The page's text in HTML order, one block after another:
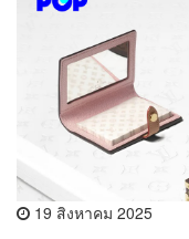
19 สิงหาคม 2025